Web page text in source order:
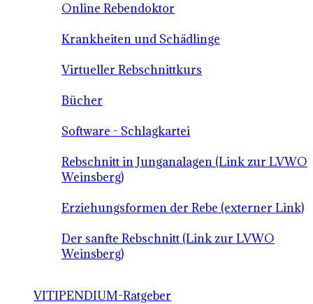
Online Rebendoktor
Krankheiten und Schädlinge
Virtueller Rebschnittkurs
Bücher
Software - Schlagkartei
Rebschnitt in Junganalagen (Link zur LVWO
Weinsberg)
Erziehungsformen der Rebe (externer Link)
Der sanfte Rebschnitt (Link zur LVWO
Weinsberg)
VITIPENDIUM-Ratgeber